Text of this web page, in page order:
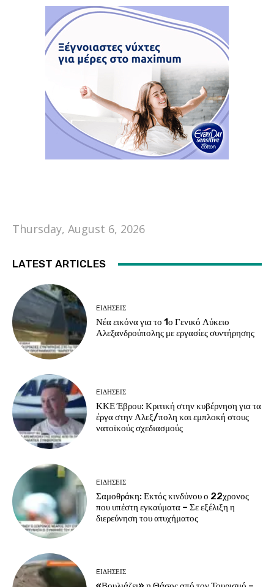
Thursday, August 6, 2026
LATEST ARTICLES
EΙΔΗΣΕΙΣ
Νέα εικόνα για το 1ο Γενικό Λύκειο
Αλεξανδρούπολης με εργασίες συντήρησης
EΙΔΗΣΕΙΣ
ΚΚΕ Έβρου: Κριτική στην κυβέρνηση για τα
έργα στην Αλεξ/πολη και εμπλοκή στους
νατοϊκούς σχεδιασμούς
EΙΔΗΣΕΙΣ
Σαμοθράκη: Εκτός κινδύνου ο 22χρονος
που υπέστη εγκαύματα – Σε εξέλιξη η
διερεύνηση του ατυχήματος
EΙΔΗΣΕΙΣ